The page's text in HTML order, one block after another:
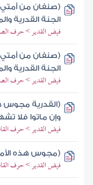
(صنفان من أمتي
الجنة القدرية
فيض القدير > حرف
(صنفان من أمتي
الجنة القدرية
فيض القدير > حرف
(القدرية مجوس
وإن ماتوا فلا
فيض القدير > حرف
(مجوس هذه
فيض القدير > حرف